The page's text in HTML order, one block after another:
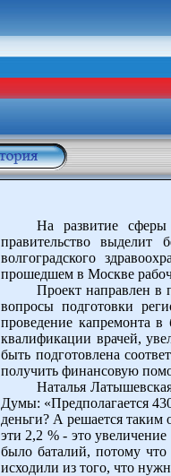
На развитие сферы
правительство выделит
волгоградского
прошедшем в Москве
Проект направлен в
вопросы подготовки
проведение капремонта
квалификации врачей,
быть подготовлена
получить финансовую
Наталья
Думы: «Предполагается
деньги? А решается таким
эти 2,2 % - это увеличение
было баталий, потому что
исходили из того, что